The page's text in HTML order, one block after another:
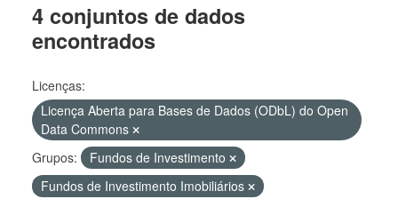
4 conjuntos de dados
encontrados
Licenças:
Licença Aberta para Bases de Dados (ODbL) do Open
Data Commons
Grupos:
Fundos de Investimento
Fundos de Investimento Imobiliários